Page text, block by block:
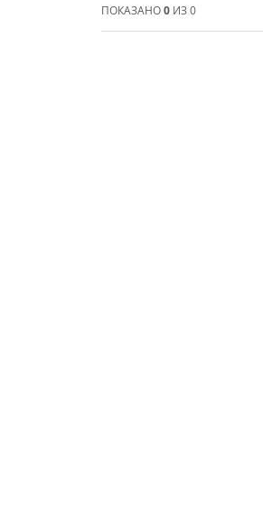
ПОКАЗАНО0 ИЗ0